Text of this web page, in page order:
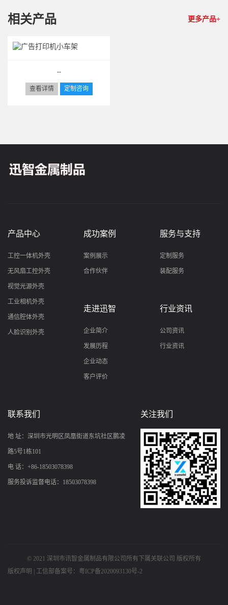
相关产品 更多产品+
--
查看详情 定制咨询
产品中心
工控一体机外壳
无风扇工控外壳
视觉光源外壳
工业相机外壳
通信腔体外壳
人脸识别外壳
成功案例
案例展示
合作伙伴
服务与支持
定制服务
装配服务
走进迅智
企业简介
发展历程
企业动态
客户评价
行业资讯
公司资讯
行业资讯
联系我们
地 址：深圳市光明区凤凰街道东坑社区鹏凌
路5号1栋101
电 话：+86-18503078398
服务投诉监督电话：18503078398
关注我们
© 2021 深圳市讯智金属制品有限公司所有下属关联公司 版权所有
版权声明
工信部备案号：粤ICP备2020093130号-2